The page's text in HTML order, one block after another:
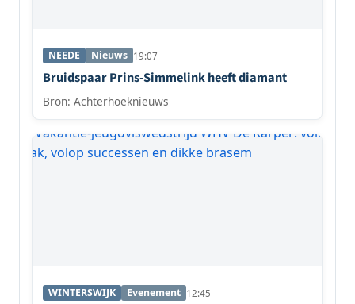
NEEDE Nieuws 19:07
Bruidspaar Prins-Simmelink heeft diamant
Bron: Achterhoeknieuws
WINTERSWIJK Evenement 12:45